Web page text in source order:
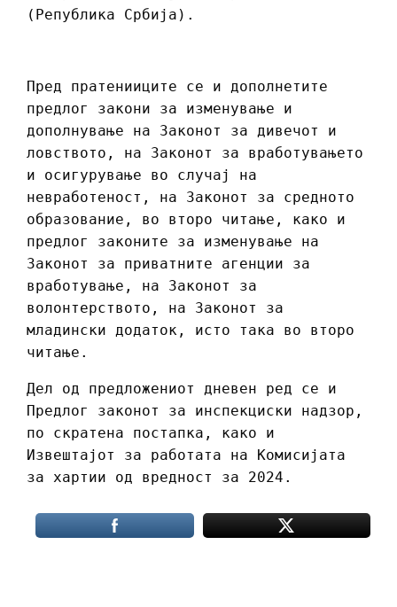
(Република Србија).
Пред пратенииците се и дополнетите
предлог закони за изменување и
дополнување на Законот за дивечот и
ловството, на Законот за вработувањето
и осигурување во случај на
невработеност, на Законот за средното
образование, во второ читање, како и
предлог законите за изменување на
Законот за приватните агенции за
вработување, на Законот за
волонтерството, на Законот за
младински додаток, исто така во второ
читање.
Дел од предложениот дневен ред се и
Предлог законот за инспекциски надзор,
по скратена постапка, како и
Извештајот за работата на Комисијата
за хартии од вредност за 2024.